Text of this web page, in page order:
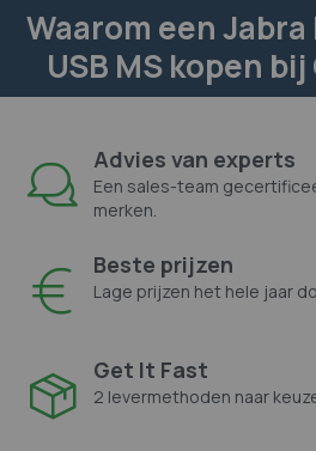
Waarom een Jabra
USB MS kopen
Advies van experts
Een sales-team
merken.
Beste prijzen
Lage prijzen het hele jaar
Get It Fast
2 levermethoden naar